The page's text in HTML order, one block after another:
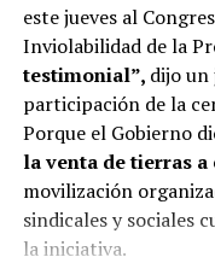
este jueves al
Inviolabilidad de la
testimonial”, dijo un
participación de la
Porque el Gobierno
la venta de tierras
movilización
sindicales y sociales
la iniciativa.